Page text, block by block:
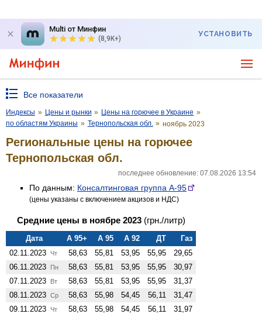
Multi от Минфин
(8,9K+)
УСТАНОВИТЬ
Все показатели
Индексы » Цены и рынки » Цены на горючее в Украине »
по областям Украины » Тернопольская обл. » ноябрь 2023
Региональные цены на горючее
Тернопольская обл.
последнее обновление: 07.08.2026 13:54
По данным: Консалтинговая группа А-95
(цены указаны с включением акцизов и НДС)
Средние цены в ноябре 2023 (грн./литр)
Дата А 95+ А 95 А 92 ДТ
Газ
02.11.2023
Чт 58,63 55,81 53,95 55,95
29,65
06.11.2023
Пн 58,63 55,81 53,95 55,95
30,97
07.11.2023
Вт 58,63 55,81 53,95 55,95
31,37
08.11.2023 Ср 58,63 55,98 54,45 56,11
31,47
09.11.2023
Чт 58,63 55,98 54,45 56,11
31,97